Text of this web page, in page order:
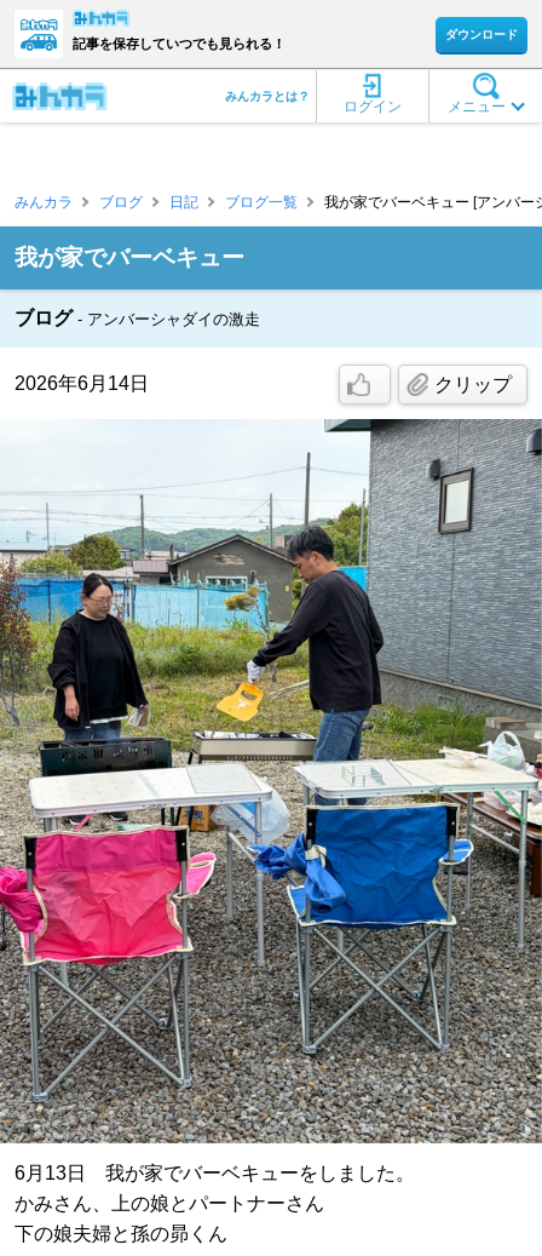
記事を保存していつでも見られる！
ダウンロード
メニュー
ログイン
みんカラとは？
みんカラ ブログ 日記 ブログ一覧 我が家でバーベキュー [アンバー
我が家でバーベキュー
ブログ アンバーシャダイの激走
2026年6月14日 クリップ
6月13日 我が家でバーベキューをしました。
かみさん、上の娘とパートナーさん
下の娘夫婦と孫の昴くん